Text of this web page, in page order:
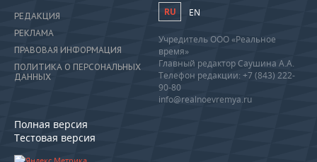
РЕДАКЦИЯ
РЕКЛАМА
ПРАВОВАЯ ИНФОРМАЦИЯ
ПОЛИТИКА О ПЕРСОНАЛЬНЫХ
ДАННЫХ
Полная версия
Тестовая версия
RU EN
Учредитель ООО «Реальное
время»
Главный редактор Саушина А.А.
Телефон редакции: +7 (843) 222-
90-80
info@realnoevremya.ru